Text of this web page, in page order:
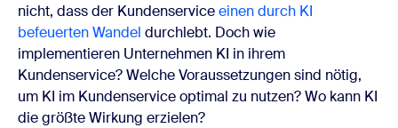
nicht, dass der Kundenserviceeinen durch KI
befeuerten Wandel durchlebt. Doch wie
implementieren Unternehmen KI in ihrem
Kundenservice? Welche Voraussetzungen sind nötig,
um KI im Kundenservice optimal zu nutzen? Wo kann KI
die größte Wirkung erzielen?